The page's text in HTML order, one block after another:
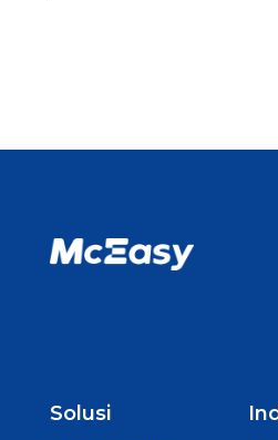
Solusi